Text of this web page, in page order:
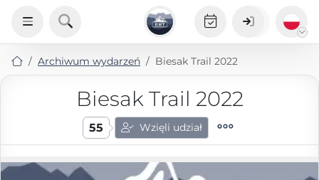
Archiwum wydarzeń Biesak Trail 2022
Biesak Trail 2022
55 Wzięli udział